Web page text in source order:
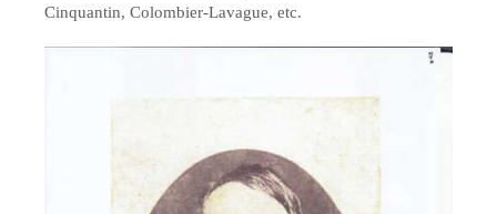
Cinquantin, Colombier-Lavague, etc.